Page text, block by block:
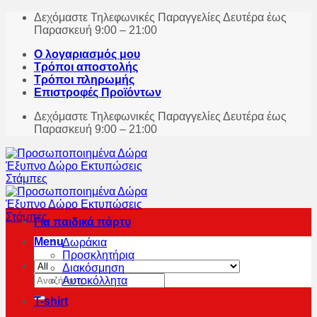
Skip
Δεχόμαστε Τηλεφωνικές Παραγγελίες Δευτέρα έως
Παρασκευή 9:00 – 21:00
Ο λογαριασμός μου
Τρόποι αποστολής
Τρόποι πληρωμής
Επιστροφές Προϊόντων
Δεχόμαστε Τηλεφωνικές Παραγγελίες Δευτέρα έως
Παρασκευή 9:00 – 21:00
Menu
Αναζήτηση
για:
Για παιδικά πάρτυ
Δωράκια
Προσκλητήρια
Διακόσμηση
Αυτοκόλλητα
T-shirt